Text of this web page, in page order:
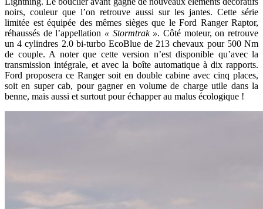
noirs, couleur que l’on retrouve aussi sur les jantes. Cette série
limitée est équipée des mêmes sièges que le Ford Ranger Raptor,
réhaussés de l’appellation « Stormtrak ». Côté moteur, on retrouve
un 4 cylindres 2.0 bi-turbo EcoBlue de 213 chevaux pour 500 Nm
de couple. A noter que cette version n’est disponible qu’avec la
transmission intégrale, et avec la boîte automatique à dix rapports.
Ford proposera ce Ranger soit en double cabine avec cinq places,
soit en super cab, pour gagner en volume de charge utile dans la
benne, mais aussi et surtout pour échapper au malus écologique !